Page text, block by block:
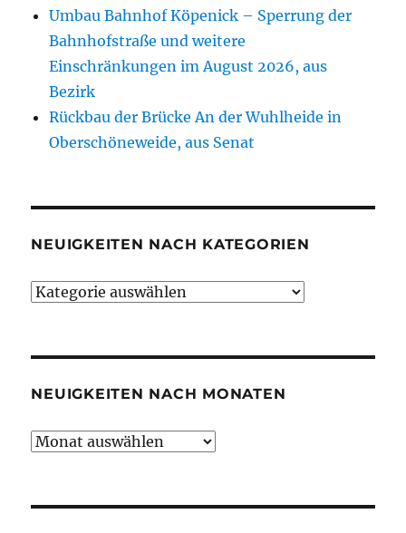
Umbau Bahnhof Köpenick – Sperrung der
Bahnhofstraße und weitere
Einschränkungen im August 2026, aus
Bezirk
Rückbau der Brücke An der Wuhlheide in
Oberschöneweide, aus Senat
NEUIGKEITEN NACH KATEGORIEN
Neuigkeiten
NEUIGKEITEN NACH MONATEN
Neuigkeiten